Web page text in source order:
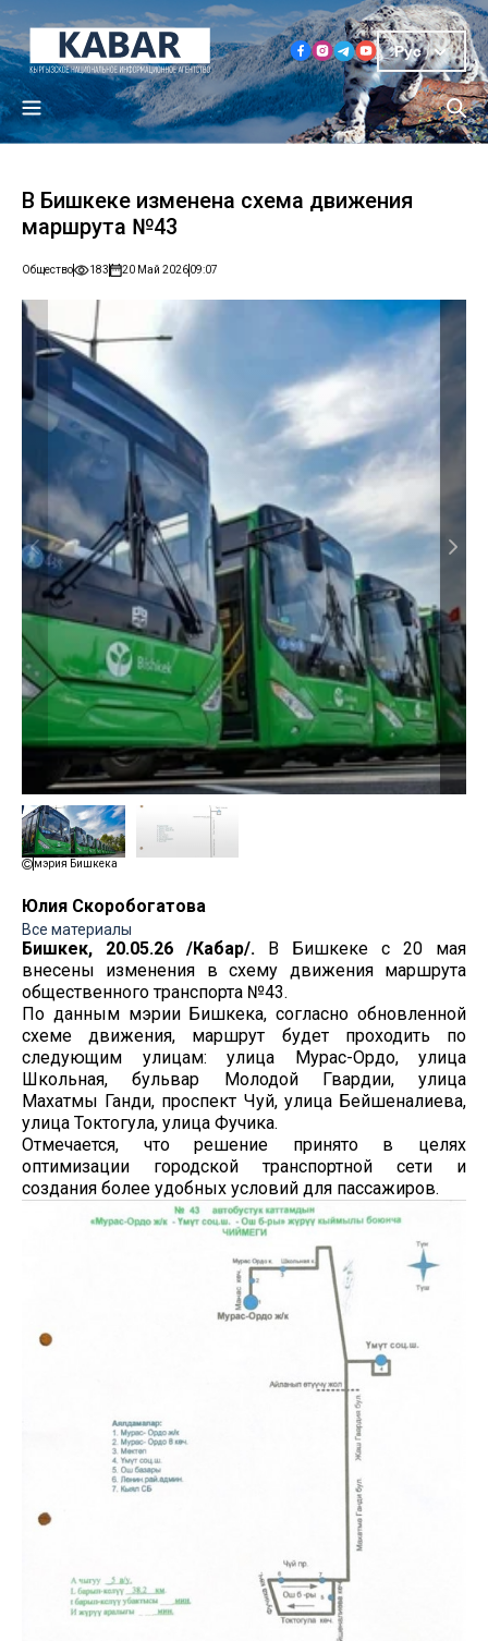
Рус
В Бишкеке изменена схема движения
маршрута №43
Общество 183 20 Май 202609:07
мэрия Бишкека
Юлия Скоробогатова
Все материалы
Бишкек, 20.05.26 /Кабар/. В Бишкеке с 20 мая
внесены изменения в схему движения маршрута
общественного транспорта №43.
По данным мэрии Бишкека, согласно обновленной
схеме движения, маршрут будет проходить по
следующим улицам: улица Мурас-Ордо, улица
Школьная, бульвар Молодой Гвардии, улица
Махатмы Ганди, проспект Чуй, улица Бейшеналиева,
улица Токтогула, улица Фучика.
Отмечается, что решение принято в целях
оптимизации городской транспортной сети и
создания более удобных условий для пассажиров.